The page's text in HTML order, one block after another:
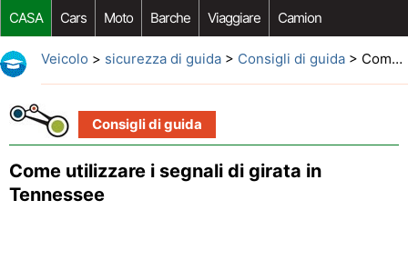
CASA Cars Moto Barche Viaggiare Camion
Riparazione Auto Acquisto Auto Car Opzioni Aftermarket
Veicolo > sicurezza di guida> Consigli di guida> Come utilizzare i segnali di girata in Tennessee
Consigli di guida
Come utilizzare i segnali di girata in
Tennessee